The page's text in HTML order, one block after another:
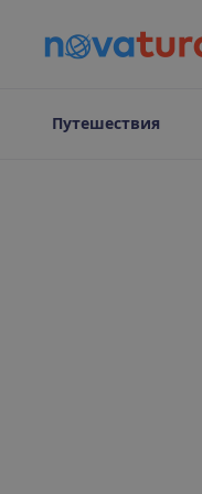
Путешествия